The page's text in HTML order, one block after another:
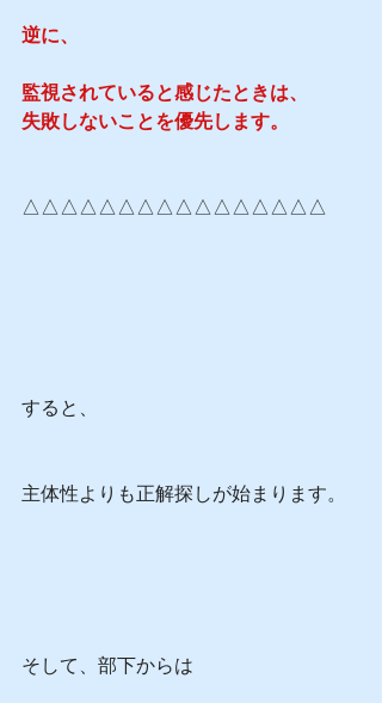
逆に、
監視されていると感じたときは、
失敗しないことを優先します。
△△△△△△△△△△△△△△△△
すると、
主体性よりも正解探しが始まります。
そして、部下からは